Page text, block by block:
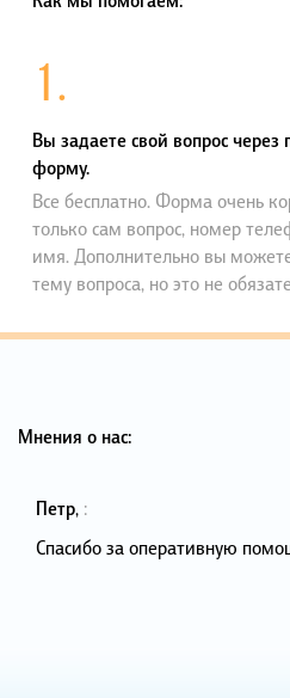
1.
Вы задаете свой вопрос через
форму.
Все бесплатно. Форма очень
только сам вопрос, номер
имя. Дополнительно вы
тему вопроса, но это не
Мнения о нас:
Петр, :
Спасибо за оперативную